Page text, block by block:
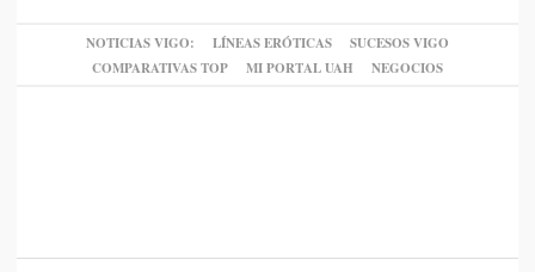
NOTICIAS VIGO: LÍNEAS ERÓTICAS
SUCESOS VIGO
COMPARATIVAS TOP
MI PORTAL UAH NEGOCIOS